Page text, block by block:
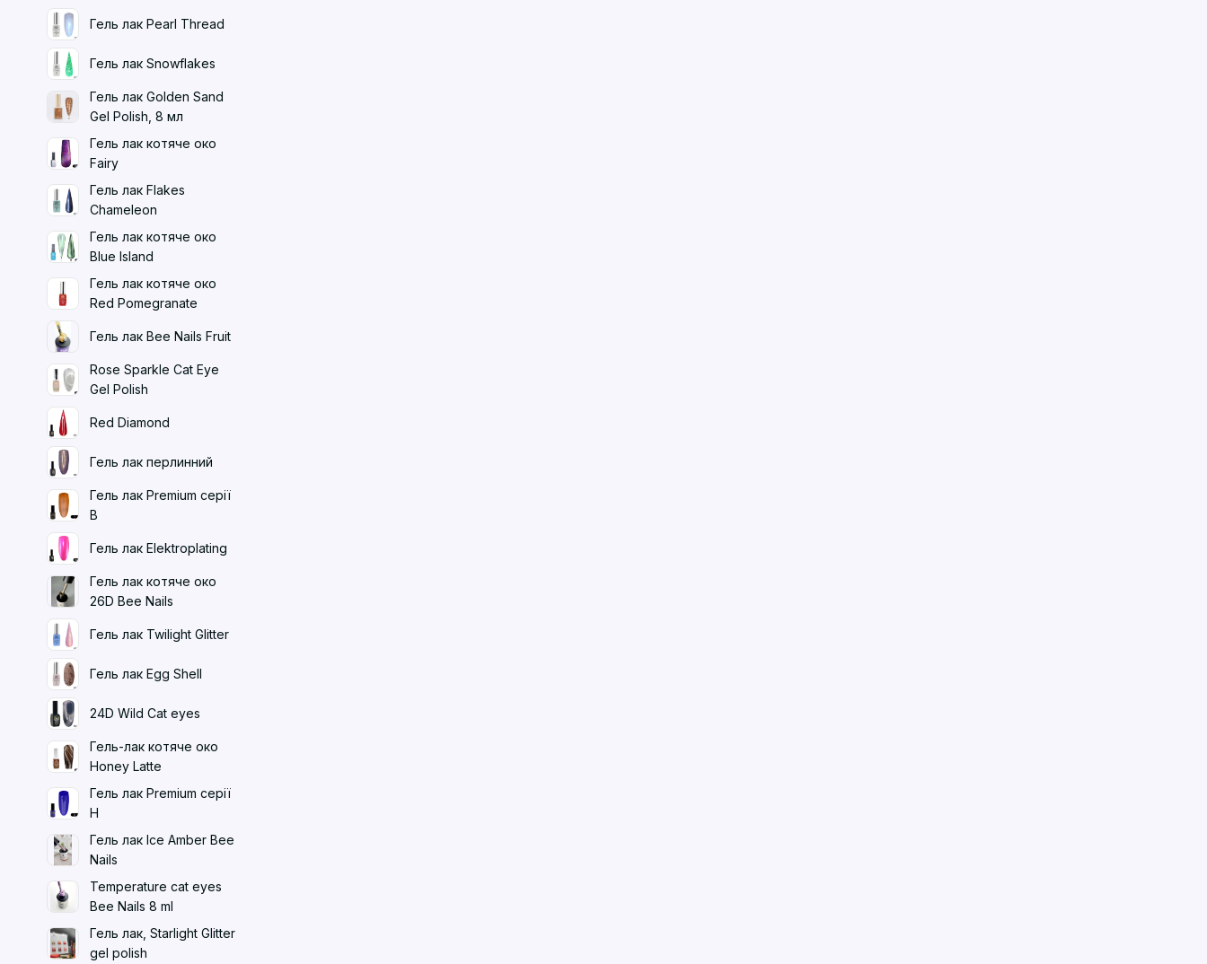
Гель лак Pearl Thread
Гель лак Snowflakes
Гель лак Golden Sand
Gel Polish, 8 мл
Гель лак котяче око
Fairy
Гель лак Flakes
Chameleon
Гель лак котяче око
Blue Island
Гель лак котяче око
Red Pomegranate
Гель лак Bee Nails Fruit
Rose Sparkle Cat Eye
Gel Polish
Red Diamond
Гель лак перлинний
Гель лак Premium серії
B
Гель лак Elektroplating
Гель лак котяче око
26D Bee Nails
Гель лак Twilight Glitter
Гель лак Egg Shell
24D Wild Cat eyes
Гель-лак котяче око
Honey Latte
Гель лак Premium серії
H
Гель лак Ice Amber Bee
Nails
Temperature cat eyes
Bee Nails 8 ml
Гель лак, Starlight Glitter
gel polish